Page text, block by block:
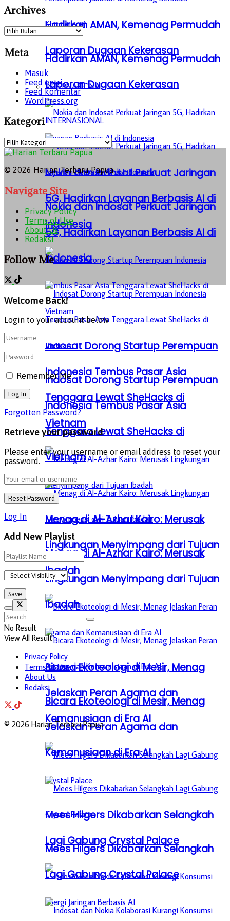
Hadirkan AMAN, Kemenag Permudah
Laporan Dugaan Kekerasan
INTERNASIONAL
Nokia dan Indosat Perkuat Jaringan
5G, Hadirkan Layanan Berbasis AI di
Indonesia
Indosat Dorong Startup Perempuan
Indonesia Tembus Pasar Asia
Tenggara Lewat SheHacks di
Vietnam
Menag di Al-Azhar Kairo: Merusak
Lingkungan Menyimpang dari Tujuan
Ibadah
Bicara Ekoteologi di Mesir, Menag
Jelaskan Peran Agama dan
Kemanusiaan di Era AI
Mees Hilgers Dikabarkan Selangkah
Lagi Gabung Crystal Palace
Hadirkan AMAN, Kemenag Permudah
Laporan Dugaan Kekerasan
INTERNASIONAL
Nokia dan Indosat Perkuat Jaringan
5G, Hadirkan Layanan Berbasis AI di
Indonesia
Indosat Dorong Startup Perempuan
Indonesia Tembus Pasar Asia
Tenggara Lewat SheHacks di
Vietnam
Menag di Al-Azhar Kairo: Merusak
Lingkungan Menyimpang dari Tujuan
Ibadah
Bicara Ekoteologi di Mesir, Menag
Jelaskan Peran Agama dan
Kemanusiaan di Era AI
Mees Hilgers Dikabarkan Selangkah
Lagi Gabung Crystal Palace
Archives
Archives
Meta
Masuk
Feed entri
Feed komentar
WordPress.org
Kategori
Kategori
© 2026 Harian Terbaru Papua
Navigate Site
Privacy Policy
Terms of Use
About Us
Redaksi
Follow Me
Welcome Back!
Login to your account below
Remember Me
Forgotten Password?
Retrieve your password
Please enter your username or email address to reset your
password.
Log In
Add New Playlist
No Result
View All Result
Privacy Policy
Terms of Use
About Us
Redaksi
© 2026 Harian Terbaru Papua